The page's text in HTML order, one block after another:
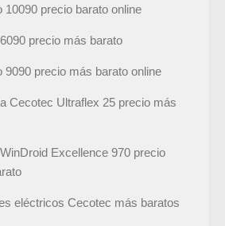
10090 precio barato online
precio más barato
9090 precio más barato online
Cecotec Ultraflex 25 precio más
Excellence 970 precio
eléctricos Cecotec más baratos